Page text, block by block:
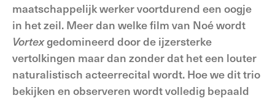
maatschappelijk werker voortdurend een oogje
in het zeil. Meer dan welke film van Noé wordt
Vortexgedomineerd door de ijzersterke
vertolkingen maar dan zonder dat het een louter
naturalistisch acteerrecital wordt. Hoe we dit trio
bekijken en observeren wordt volledig bepaald